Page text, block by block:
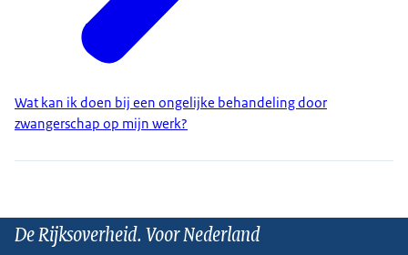
Wat kan ik doen bij een ongelijke behandeling door
zwangerschap op mijn werk?
De Rijksoverheid. Voor Nederland